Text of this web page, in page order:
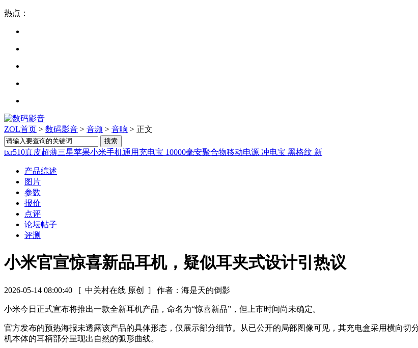
热点：
ZOL首页 > 数码影音 > 音频 > 音响 > 正文
txr510真皮超薄三星苹果小米手机通用充电宝 10000毫安聚合物移动电源 冲电宝 黑格纹 新
产品综述
图片
参数
报价
点评
论坛帖子
评测
小米官宣惊喜新品耳机，疑似耳夹式设计引热议
2026-05-14 08:00:40 [ 中关村在线 原创 ] 作者：海是天的倒影
小米今日正式宣布将推出一款全新耳机产品，命名为“惊喜新品”，但上市时间尚未确定。
官方发布的预热海报未透露该产品的具体形态，仅展示部分细节。从已公开的局部图像可见，其充电盒采用横向
机本体的耳柄部分呈现出自然的弧形曲线。